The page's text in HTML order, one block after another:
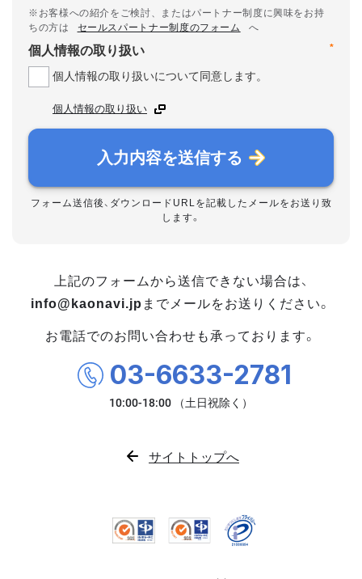
※お客様への紹介をご検討、またはパートナー制度に興味をお持
ちの方は
セールスパートナー制度のフォーム
へ
*
個人情報の取り扱い
個人情報の取り扱いについて同意します。
個人情報の取り扱い
入力内容を送信する
フォーム送信後、ダウンロードURLを記載したメールをお送り致
します。
上記のフォームから送信できない場合は、
info@kaonavi.jp までメールをお送りください。
お電話でのお問い合わせも承っております。
03-6633-2781
サイトトップへ